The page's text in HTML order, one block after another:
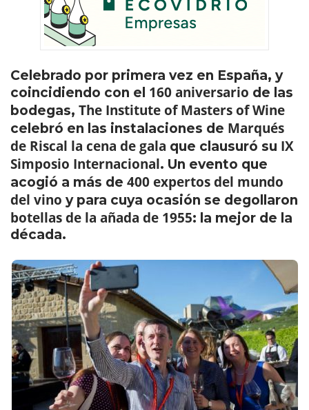
Celebrado por primera vez en España, y
coincidiendo con el 160 aniversario de las
bodegas, The Institute of Masters of Wine
celebró en las instalaciones de Marqués
de Riscal la cena de gala que clausuró su IX
Simposio Internacional. Un evento que
acogió a más de 400 expertos del mundo
del vino y para cuya ocasión se degollaron
botellas de la añada de 1955: la mejor de la
década.